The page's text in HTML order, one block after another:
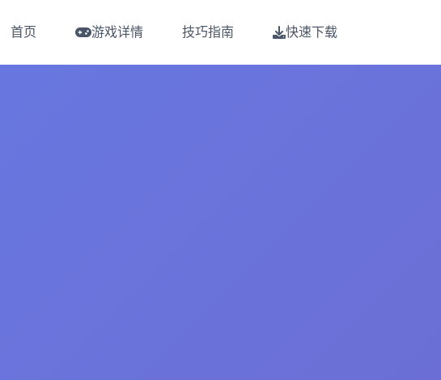
首页 游戏详情 技巧指南 快速下载